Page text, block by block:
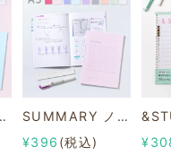
ノートブック B5
SUMMARY ノートブック A5
¥396 (税込)